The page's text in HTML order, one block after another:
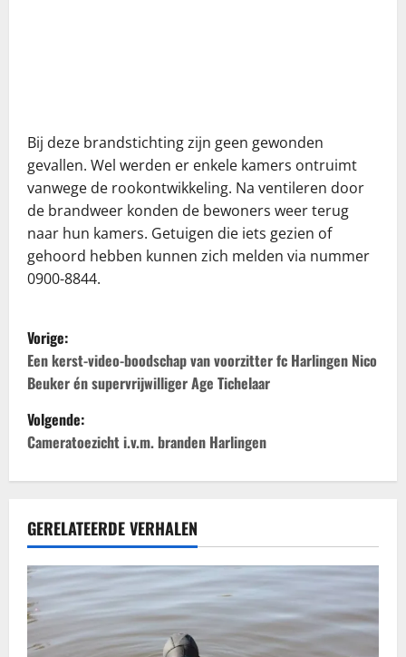
Bij deze brandstichting zijn geen gewonden
gevallen. Wel werden er enkele kamers ontruimt
vanwege de rookontwikkeling. Na ventileren door
de brandweer konden de bewoners weer terug
naar hun kamers. Getuigen die iets gezien of
gehoord hebben kunnen zich melden via nummer
0900-8844.
B
e
r
i
c
h
t
n
a
Vorige:
Een kerst-video-boodschap van voorzitter fc Harlingen Nico
Beuker én supervrijwilliger Age Tichelaar
Volgende:
Cameratoezicht i.v.m. branden Harlingen
GERELATEERDE VERHALEN